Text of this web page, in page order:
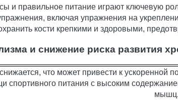
и правильное питание играют ключевую
включая упражнения на
кости крепкими и здоровыми,
и снижение риска развития
что может привести к
питания с высоким
мышц.